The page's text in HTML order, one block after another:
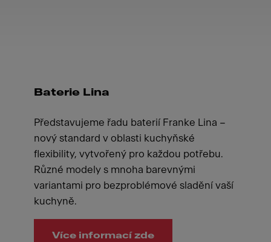
Baterie Lina
Představujeme řadu baterií Franke Lina –
nový standard v oblasti kuchyňské
flexibility, vytvořený pro každou potřebu.
Různé modely s mnoha barevnými
variantami pro bezproblémové sladění vaší
kuchyně.
Více informací zde